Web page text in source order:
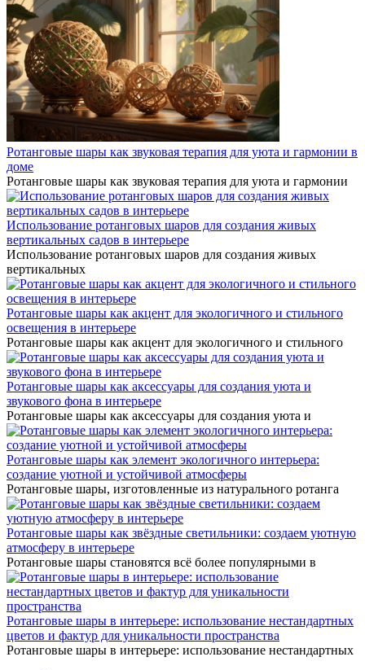
Ротанговые шары как звуковая терапия для уюта и гармонии в
доме
Ротанговые шары как звуковая терапия для уюта и гармонии
Использование ротанговых шаров для создания живых
вертикальных садов в интерьере
Использование ротанговых шаров для создания живых
вертикальных
Ротанговые шары как акцент для экологичного и стильного
освещения в интерьере
Ротанговые шары как акцент для экологичного и стильного
Ротанговые шары как аксессуары для создания уюта и
звукового фона в интерьере
Ротанговые шары как аксессуары для создания уюта и
Ротанговые шары как элемент экологичного интерьера:
создание уютной и устойчивой атмосферы
Ротанговые шары, изготовленные из натурального ротанга
Ротанговые шары как звёздные светильники: создаем уютную
атмосферу в интерьере
Ротанговые шары становятся всё более популярными в
Ротанговые шары в интерьере: использование нестандартных
цветов и фактур для уникальности пространства
Ротанговые шары в интерьере: использование нестандартных